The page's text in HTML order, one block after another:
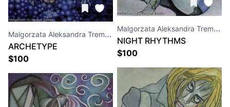
Malgorzata Aleksandra Trembla
ARCHETYPE
$100
Malgorzata Aleksandra Trembla
NIGHT RHYTHMS
$100